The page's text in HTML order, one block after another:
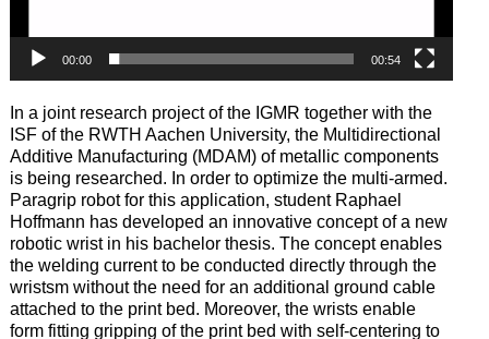
00:00 00:54
In a joint research project of the IGMR together with the
ISF of the RWTH Aachen University, the Multidirectional
Additive Manufacturing (MDAM) of metallic components
is being researched. In order to optimize the multi-armed.
Paragrip robot for this application, student Raphael
Hoffmann has developed an innovative concept of a new
robotic wrist in his bachelor thesis. The concept enables
the welding current to be conducted directly through the
wristsm without the need for an additional ground cable
attached to the print bed. Moreover, the wrists enable
form fitting gripping of the print bed with self-centering to